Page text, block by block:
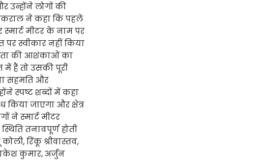
उन्होंने लोगों की
ने कहा कि पहले
मीटर के नाम पर
पर स्वीकार नहीं किया
की आशंकाओं का
में हैं तो उसकी पूरी
सहमति और
स्पष्ट शब्दों में कहा
किया जाएगा और क्षेत्र
ने स्मार्ट मीटर
तनावपूर्ण होती
रिंकू श्रीवास्तव,
कुमार, अर्जुन